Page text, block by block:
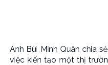
Anh Bùi Minh Quân chia
việc kiến tạo một thị